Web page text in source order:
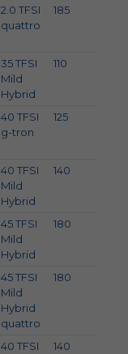
2.0 TFSI
quattro
185
35 TFSI
Mild
Hybrid
110
40 TFSI
g-tron
125
40 TFSI
Mild
Hybrid
140
45 TFSI
Mild
Hybrid
180
45 TFSI
Mild
Hybrid
quattro
180
40 TFSI
140